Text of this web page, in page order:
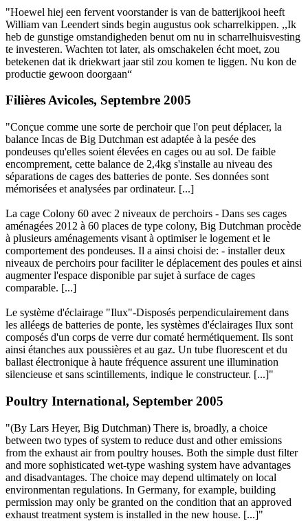
"Hoewel hiej een fervent voorstander is van de batterijkooi heeft
William van Leendert sinds begin augustus ook scharrelkippen. ,,Ik
heb de gunstige omstandigheden benut om nu in scharrelhuisvesting
te investeren. Wachten tot later, als omschakelen écht moet, zou
betekenen dat ik driekwart jaar stil zou komen te liggen. Nu kon de
productie gewoon doorgaan“
Filières Avicoles, Septembre 2005
"Conçue comme une sorte de perchoir que l'on peut déplacer, la
balance Incas de Big Dutchman est adaptée à la pesée des
pondeuses qu'elles soient élevées en cages ou au sol. De faible
encomprement, cette balance de 2,4kg s'installe au niveau des
séparations de cages des batteries de ponte. Ses données sont
mémorisées et analysées par ordinateur. [...]
La cage Colony 60 avec 2 niveaux de perchoirs - Dans ses cages
aménagées 2012 à 60 places de type colony, Big Dutchman procède
à plusieurs aménagements visant à optimiser le logement et le
comportement des pondeuses. Il a ainsi choisi de: - installer deux
niveaux de perchoirs pour faciliter le déplacement des poules et ainsi
augmenter l'espace disponible par sujet à surface de cages
comparable. [...]
Le système d'éclairage "Ilux"-Disposés perpendiculairement dans
les alléegs de batteries de ponte, les systèmes d'éclairages Ilux sont
composés d'un corps de verre dur comaté hermétiquement. Ils sont
ainsi étanches aux poussières et au gaz. Un tube fluorescent et du
ballast électronique à haute fréquence assurent une illumination
silencieuse et sans scintillements, indique le constructeur. [...]"
Poultry International, September 2005
"(By Lars Heyer, Big Dutchman) There is, broadly, a choice
between two types of system to reduce dust and other emissions
from the exhaust air from poultry houses. Both the simple dust filter
and more sophisticated wet-type washing system have advantages
and disadvantages. The choice may depend ultimately on local
environmentan regulations. In Germany, for example, building
permission may only be granted on the condition that an approved
exhaust treatment system is installed in the new house. [...]"